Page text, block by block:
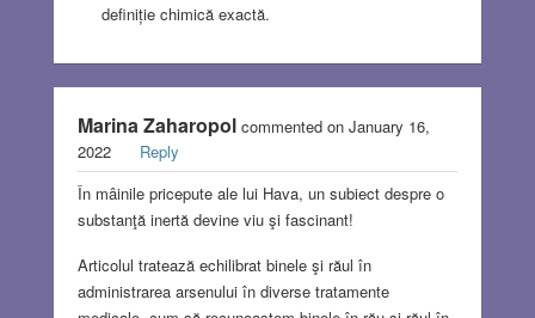
definiție chimică exactă.
Marina Zaharopolcommented on January 16,
2022
Reply
În mâinile pricepute ale lui Hava, un subiect despre o
substanţă inertă devine viu şi fascinant!
Articolul tratează echilibrat binele şi răul în
administrarea arsenului în diverse tratamente